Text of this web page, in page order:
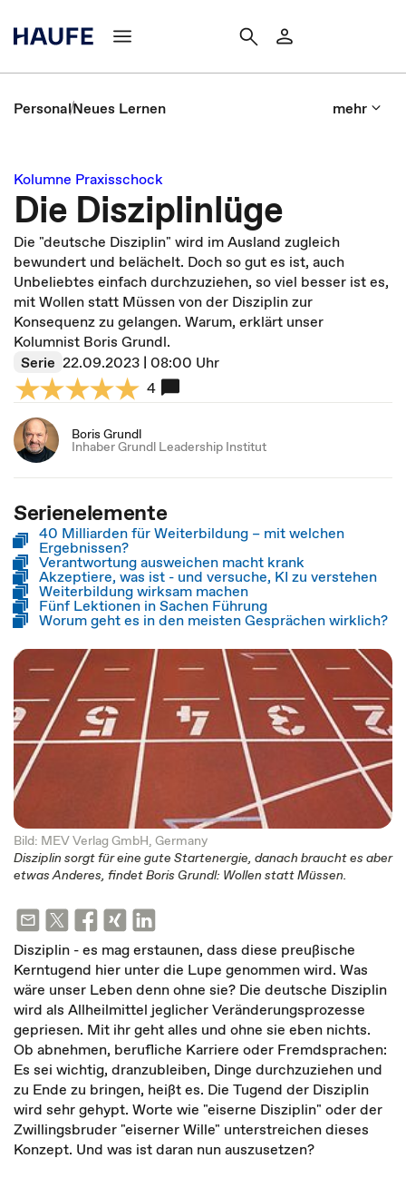
PersonalNeues Lernen mehr
Kolumne Praxisschock
Die Disziplinlüge
Die "deutsche Disziplin" wird im Ausland zugleich
bewundert und belächelt. Doch so gut es ist, auch
Unbeliebtes einfach durchzuziehen, so viel besser ist es,
mit Wollen statt Müssen von der Disziplin zur
Konsequenz zu gelangen. Warum, erklärt unser
Kolumnist Boris Grundl.
Serie 22.09.2023 | 08:00 Uhr
4
Boris Grundl
Inhaber Grundl Leadership Institut
Serienelemente
40 Milliarden für Weiterbildung – mit welchen
Ergebnissen?
Verantwortung ausweichen macht krank
Akzeptiere, was ist - und versuche, KI zu verstehen
Weiterbildung wirksam machen
Fünf Lektionen in Sachen Führung
Worum geht es in den meisten Gesprächen wirklich?
Bild: MEV Verlag GmbH, Germany
Disziplin sorgt für eine gute Startenergie, danach braucht es aber
etwas Anderes, findet Boris Grundl: Wollen statt Müssen.
Disziplin - es mag erstaunen, dass diese preußische
Kerntugend hier unter die Lupe genommen wird. Was
wäre unser Leben denn ohne sie? Die deutsche Disziplin
wird als Allheilmittel jeglicher Veränderungsprozesse
gepriesen. Mit ihr geht alles und ohne sie eben nichts.
Ob abnehmen, berufliche Karriere oder Fremdsprachen:
Es sei wichtig, dranzubleiben, Dinge durchzuziehen und
zu Ende zu bringen, heißt es. Die Tugend der Disziplin
wird sehr gehypt. Worte wie "eiserne Disziplin" oder der
Zwillingsbruder "eiserner Wille" unterstreichen dieses
Konzept. Und was ist daran nun auszusetzen?